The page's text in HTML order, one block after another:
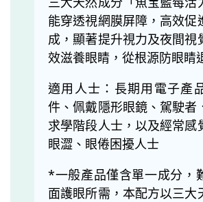
能穿透視網膜屏障，高效促
成，顯著提升視力及夜間視
效滋養眼睛，從根源防眼睛
適用人士：長期用電子產
件、佩戴隱形眼鏡、駕駛者
求學階段人士，以及經常感
眼澀、眼倦困擾人士
*一般產品僅含單一成分，
面護眼所需，本配方以三大